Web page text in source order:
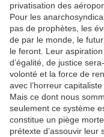
privatisation des
Pour les
pas de prophètes, les
de par le monde, le
le feront. Leur
d’égalité, de justice
volonté et la force de
avec l’horreur
Mais ce dont nous
seulement ce système
constitue un piège
prétexte d’assouvir